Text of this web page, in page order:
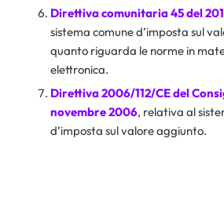
Direttiva comunitaria 45 del
sistema comune d’imposta sul
quanto riguarda le norme in
elettronica.
Direttiva 2006/112/CE del
novembre 2006, relativa al
d’imposta sul valore aggiunto.